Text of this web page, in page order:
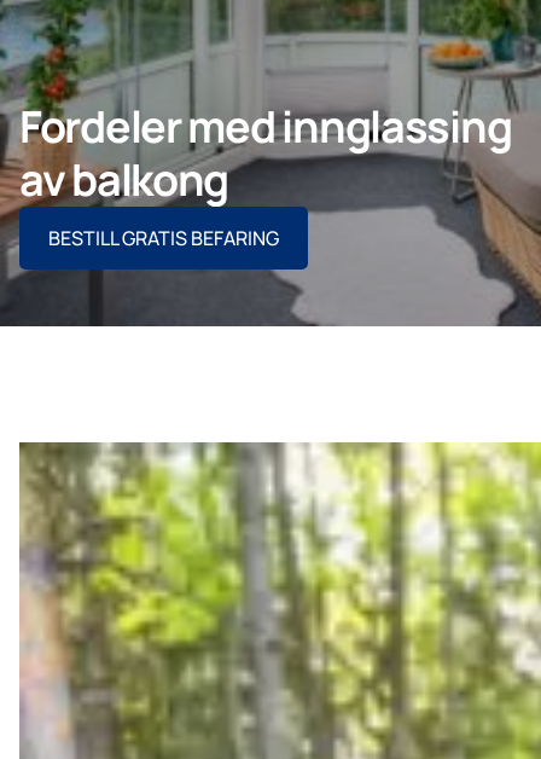
Bedrift
Lumon Konsern
Fordeler med innglassing
av balkong
BESTILL GRATIS BEFARING